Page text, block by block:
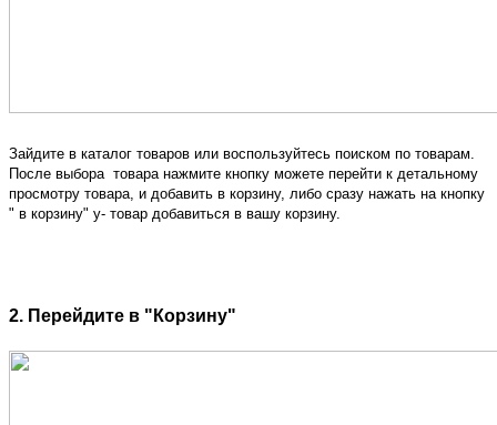
Зайдите в каталог товаров или воспользуйтесь поиском по товарам.
После выбора товара нажмите кнопку можете перейти к детальному
просмотру товара, и добавить в корзину, либо сразу нажать на кнопку
" в корзину" у- товар добавиться в вашу корзину.
2. Перейдите в "Корзину"